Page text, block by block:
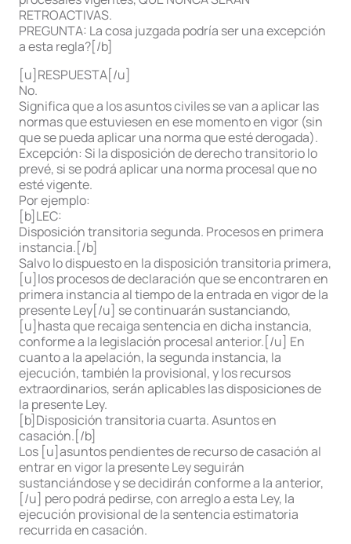
RETROACTIVAS.
PREGUNTA: La cosa juzgada podría ser una excepción
a esta regla?[/b]
[u]RESPUESTA[/u]
No.
Significa que a los asuntos civiles se van a aplicar las
normas que estuviesen en ese momento en vigor (sin
que se pueda aplicar una norma que esté derogada).
Excepción: Si la disposición de derecho transitorio lo
prevé, si se podrá aplicar una norma procesal que no
esté vigente.
Por ejemplo:
[b]LEC:
Disposición transitoria segunda. Procesos en primera
instancia.[/b]
Salvo lo dispuesto en la disposición transitoria primera,
[u]los procesos de declaración que se encontraren en
primera instancia al tiempo de la entrada en vigor de la
presente Ley[/u] se continuarán sustanciando,
[u]hasta que recaiga sentencia en dicha instancia,
conforme a la legislación procesal anterior.[/u] En
cuanto a la apelación, la segunda instancia, la
ejecución, también la provisional, y los recursos
extraordinarios, serán aplicables las disposiciones de
la presente Ley.
[b]Disposición transitoria cuarta. Asuntos en
casación.[/b]
Los [u]asuntos pendientes de recurso de casación al
entrar en vigor la presente Ley seguirán
sustanciándose y se decidirán conforme a la anterior,
[/u] pero podrá pedirse, con arreglo a esta Ley, la
ejecución provisional de la sentencia estimatoria
recurrida en casación.